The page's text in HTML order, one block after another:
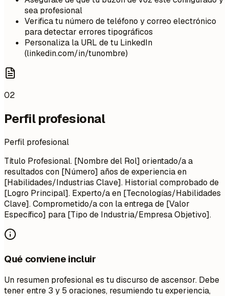
sea profesional
Verifica tu número de teléfono y correo electrónico
para detectar errores tipográficos
Personaliza la URL de tu LinkedIn
(linkedin.com/in/tunombre)
02
Perfil profesional
Perfil profesional
Título Profesional. [Nombre del Rol] orientado/a a
resultados con [Número] años de experiencia en
[Habilidades/Industrias Clave]. Historial comprobado de
[Logro Principal]. Experto/a en [Tecnologías/Habilidades
Clave]. Comprometido/a con la entrega de [Valor
Específico] para [Tipo de Industria/Empresa Objetivo].
Qué conviene incluir
Un resumen profesional es tu discurso de ascensor. Debe
tener entre 3 y 5 oraciones, resumiendo tu experiencia,